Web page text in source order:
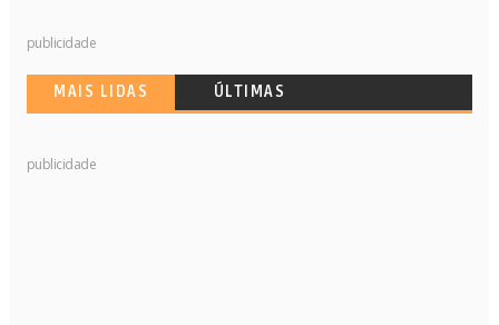
publicidade
MAIS LIDAS ÚLTIMAS
publicidade